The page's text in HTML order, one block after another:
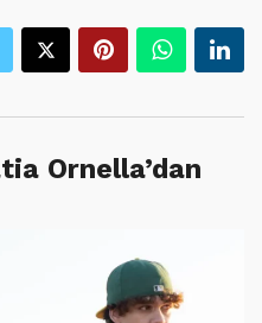
Ornella’dan